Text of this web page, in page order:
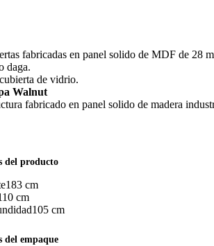
fabricadas en panel solido de MDF de 28
daga.
de vidrio.
Walnut
fabricado en panel solido de madera
del producto
183 cm
cm
105 cm
del empaque